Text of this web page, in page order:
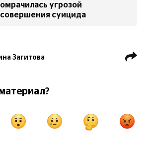
омрачилась угрозой
совершения суицида
Загитова